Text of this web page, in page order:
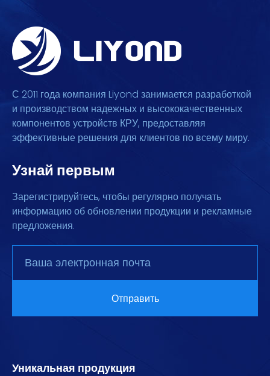
С 2011 года компания Liyond занимается разработкой
и производством надежных и высококачественных
компонентов устройств КРУ, предоставляя
эффективные решения для клиентов по всему миру.
Узнай первым
Зарегистрируйтесь, чтобы регулярно получать
информацию об обновлении продукции и рекламные
предложения.
Уникальная продукция